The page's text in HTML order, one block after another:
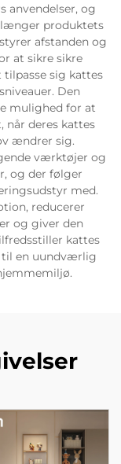
anvendelser, og
produktets
afstanden og
at sikre sikre
sig kattes
Den
mulighed for at
når deres kattes
ændrer sig.
værktøjer og
og der følger
med.
reducerer
og giver den
kattes
en uundværlig